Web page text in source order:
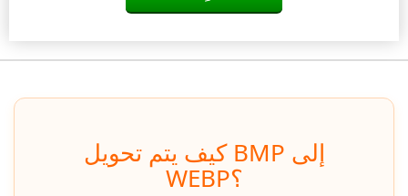
كيف يتم تحويل BMP إلى
WEBP؟